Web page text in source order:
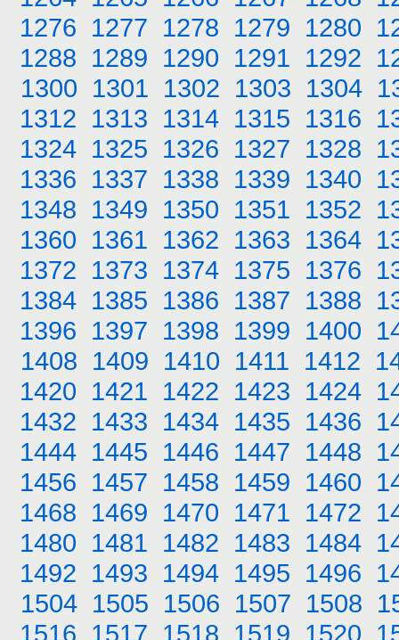
1276 1277 1278 1279 1280
1288 1289 1290 1291 1292
1300 1301 1302 1303 1304
1312 1313 1314 1315 1316
1324 1325 1326 1327 1328
1336 1337 1338 1339 1340
1348 1349 1350 1351 1352
1360 1361 1362 1363 1364
1372 1373 1374 1375 1376
1384 1385 1386 1387 1388
1396 1397 1398 1399 1400
1408 1409 1410 1411 1412
1420 1421 1422 1423 1424
1432 1433 1434 1435 1436
1444 1445 1446 1447 1448
1456 1457 1458 1459 1460
1468 1469 1470 1471 1472
1480 1481 1482 1483 1484
1492 1493 1494 1495 1496
1504 1505 1506 1507 1508
1516 1517 1518 1519 1520